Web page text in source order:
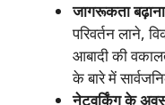
जागरूकता
परिवर्तन लाने,
आबादी की
के बारे में
नेटवर्किंग के